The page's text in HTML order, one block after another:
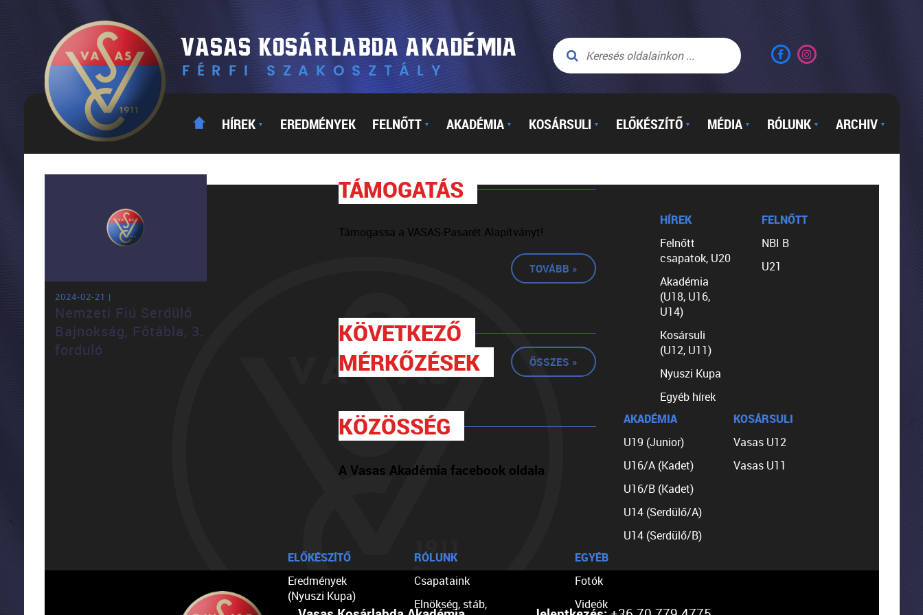
HÍREK ▼ EREDMÉNYEK FELNŐTT ▼ AKADÉMIA ▼ KOSÁRSULI ▼ ELŐKÉSZÍTŐ ▼ MÉDIA ▼ RÓLUNK ▼ ARCHIV ▼
2024-02-21 |
Nemzeti Fiú Serdülő
Bajnokság, Főtábla, 3.
forduló
TÁMOGATÁS
Támogassa a VASAS-Pasarét Alapítványt!
TOVÁBB »
KÖVETKEZŐ
MÉRKŐZÉSEK
ÖSSZES »
KÖZÖSSÉG
A Vasas Akadémia facebook oldala
HÍREK
Felnőtt
csapatok, U20
Akadémia
(U18, U16,
U14)
Kosársuli
(U12, U11)
Nyuszi Kupa
Egyéb hírek
FELNŐTT
NBI B
U21
AKADÉMIA
U19 (Junior)
U16/A (Kadet)
U16/B (Kadet)
U14 (Serdülő/A)
U14 (Serdülő/B)
KOSÁRSULI
Vasas U12
Vasas U11
ELŐKÉSZÍTŐ
Eredmények
(Nyuszi Kupa)
RÓLUNK
Csapataink
Elnökség, stáb,
EGYÉB
Fotók
Videók